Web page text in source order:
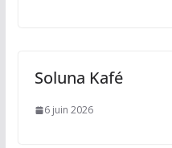
Soluna Kafé
6 juin 2026